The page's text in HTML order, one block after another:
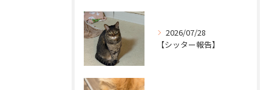
2026/07/28
【シッター報告】